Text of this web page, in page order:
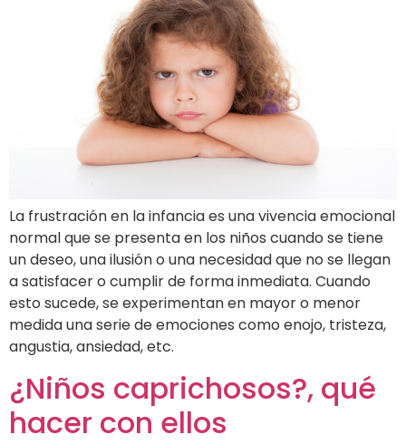
La frustración en la infancia es una vivencia emocional
normal que se presenta en los niños cuando se tiene
un deseo, una ilusión o una necesidad que no se llegan
a satisfacer o cumplir de forma inmediata. Cuando
esto sucede, se experimentan en mayor o menor
medida una serie de emociones como enojo, tristeza,
angustia, ansiedad, etc.
¿Niños caprichosos?, qué
hacer con ellos